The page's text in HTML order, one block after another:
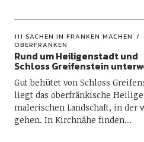
111 SACHEN IN FRANKEN MACHEN
OBERFRANKEN
Rund um Heiligenstadt und
Schloss Greifenstein
Gut behütet von Schloss
liegt das oberfränkische
malerischen Landschaft, in der
gehen. In Kirchnähe finden…